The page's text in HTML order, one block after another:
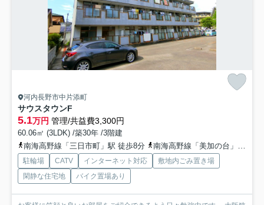
河内長野市中片添町
サウスタウンF
5.1万円 管理/共益費3,300円
60.06㎡ (3LDK) /築30年 /3階建
南海高野線「三日市町」駅 徒歩8分
南海高野線「美加の台」駅 徒歩17分
駐輪場 CATV インターネット対応
敷地内ごみ置き場
閑静な住宅地
バイク置場あり